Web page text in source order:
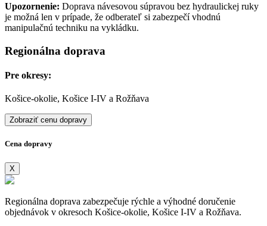
Upozornenie: Doprava návesovou súpravou bez hydraulickej ruky
je možná len v prípade, že odberateľ si zabezpečí vhodnú
manipulačnú techniku na vykládku.
Regionálna doprava
Pre okresy:
Košice-okolie, Košice I-IV a Rožňava
Zobraziť cenu dopravy
Cena dopravy
X
Regionálna doprava zabezpečuje rýchle a výhodné doručenie
objednávok v okresoch Košice-okolie, Košice I-IV a Rožňava.